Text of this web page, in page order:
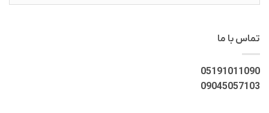
تماس با ما
05191011090
09045057103